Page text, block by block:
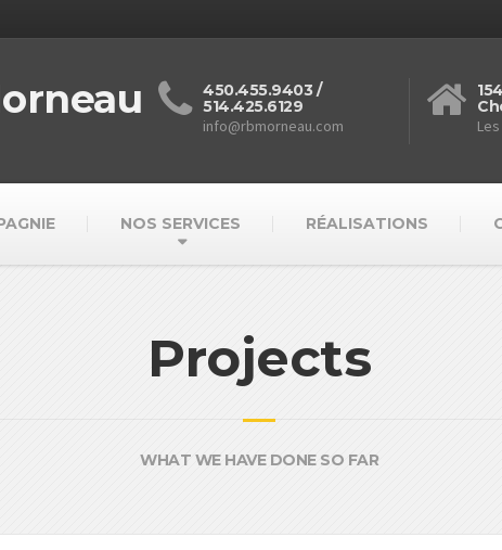
450.455.9403 /
514.425.6129
info@rbmorneau.com
NOS SERVICES RÉALISATIONS
Projects
WHAT WE HAVE DONE SO FAR